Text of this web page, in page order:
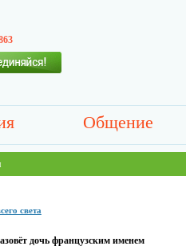
Общение
света
дочь французским именем